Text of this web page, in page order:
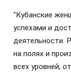
"Кубанские
успехами и
деятельности.
на полях и
всех уровней,